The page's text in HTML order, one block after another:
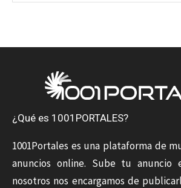
¿Qué es 1001PORTALES?
1001Portales es una plataforma de
anuncios online. Sube tu
nosotros nos encargamos de